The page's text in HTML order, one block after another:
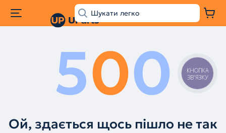
500
Ой, здається щось пішло не так
КНОПКА
ЗВ'ЯЗКУ